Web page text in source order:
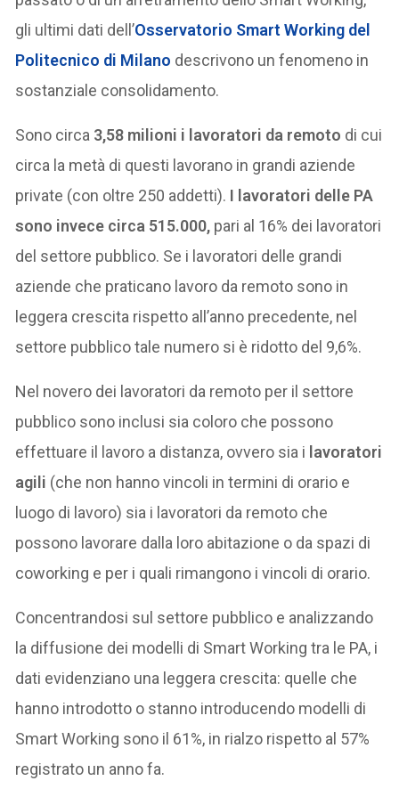
gli ultimi dati dell’Osservatorio Smart Working del
Politecnico di Milano descrivono un fenomeno in
sostanziale consolidamento.
Sono circa 3,58 milioni i lavoratori da remoto di cui
circa la metà di questi lavorano in grandi aziende
private (con oltre 250 addetti). I lavoratori delle PA
sono invece circa 515.000, pari al 16% dei lavoratori
del settore pubblico. Se i lavoratori delle grandi
aziende che praticano lavoro da remoto sono in
leggera crescita rispetto all’anno precedente, nel
settore pubblico tale numero si è ridotto del 9,6%.
Nel novero dei lavoratori da remoto per il settore
pubblico sono inclusi sia coloro che possono
effettuare il lavoro a distanza, ovvero sia i lavoratori
agili (che non hanno vincoli in termini di orario e
luogo di lavoro) sia i lavoratori da remoto che
possono lavorare dalla loro abitazione o da spazi di
coworking e per i quali rimangono i vincoli di orario.
Concentrandosi sul settore pubblico e analizzando
la diffusione dei modelli di Smart Working tra le PA, i
dati evidenziano una leggera crescita: quelle che
hanno introdotto o stanno introducendo modelli di
Smart Working sono il 61%, in rialzo rispetto al 57%
registrato un anno fa.